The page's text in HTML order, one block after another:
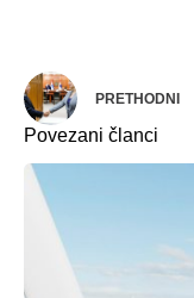
PRETHODNI
Povezani članci